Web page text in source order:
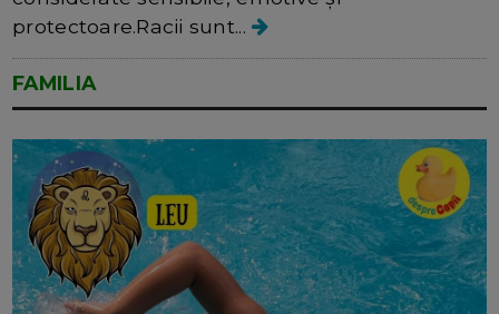
protectoare.Racii sunt...
FAMILIA